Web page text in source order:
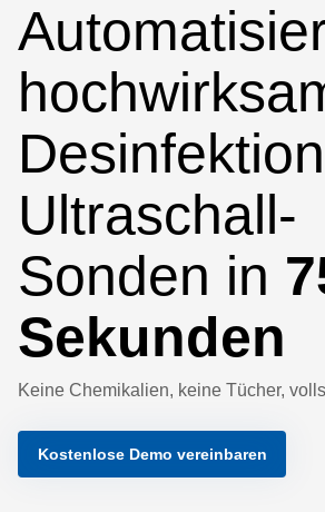
Ultraschall-
Sonden in
Sekunden
Keine Chemikalien, keine Tücher,
Kostenlose Demo vereinbaren